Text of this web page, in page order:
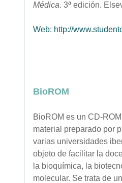
Médica. 3ª edición.
Web: http://
BioROM
BioROM es un CD-
material preparado por
varias universidades
objeto de facilitar la
la bioquímica, la
molecular. Se trata de